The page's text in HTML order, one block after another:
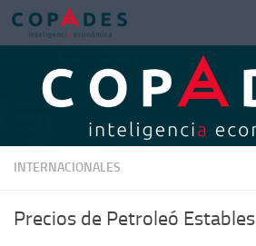
Saltar al contenido
INTERNACIONALES
Precios de Petroleó Estables